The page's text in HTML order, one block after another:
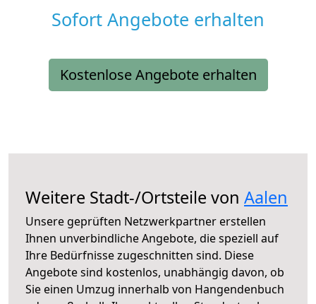
Sofort Angebote erhalten
Kostenlose Angebote erhalten
Weitere Stadt-/Ortsteile von Aalen
Unsere geprüften Netzwerkpartner erstellen
Ihnen unverbindliche Angebote, die speziell auf
Ihre Bedürfnisse zugeschnitten sind. Diese
Angebote sind kostenlos, unabhängig davon, ob
Sie einen Umzug innerhalb von Hangendenbuch